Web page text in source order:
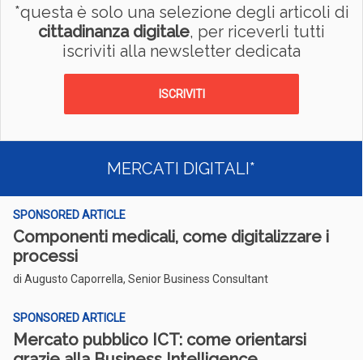
*questa è solo una selezione degli articoli di
cittadinanza digitale, per riceverli tutti
iscriviti alla newsletter dedicata
ISCRIVITI
MERCATI DIGITALI*
SPONSORED ARTICLE
Componenti medicali, come digitalizzare i
processi
di Augusto Caporrella, Senior Business Consultant
SPONSORED ARTICLE
Mercato pubblico ICT: come orientarsi